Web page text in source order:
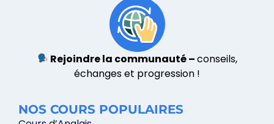
Rejoindre la communauté –conseils,
échanges et progression !
NOS COURS POPULAIRES